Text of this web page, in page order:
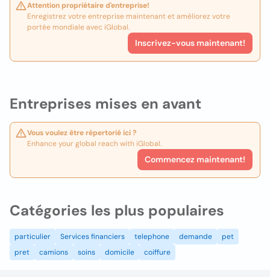
Entreprises mises en avant
Vous voulez être répertorié ici ?
Enhance your global reach with iGlobal.
Commencez maintenant!
Attention propriétaire d'entreprise!
Enregistrez votre entreprise maintenant et améliorez votre
portée mondiale avec iGlobal.
Inscrivez-vous maintenant!
Catégories les plus populaires
particulier Services financiers telephone demande
pet
pret
camions soins domicile coiffure